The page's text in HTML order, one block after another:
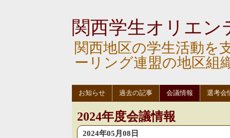
関西学生オリエン
関西地区の学生活動を
ーリング連盟の地区組
お知らせ 過去の記事 会議情報 選考会
2024年度会議情報
2024年05月08日